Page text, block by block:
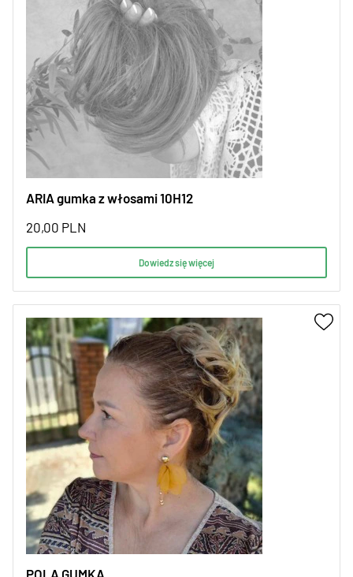
ARIA gumka z włosami 10H12
20,00 PLN
Dowiedz się więcej
POLA GUMKA